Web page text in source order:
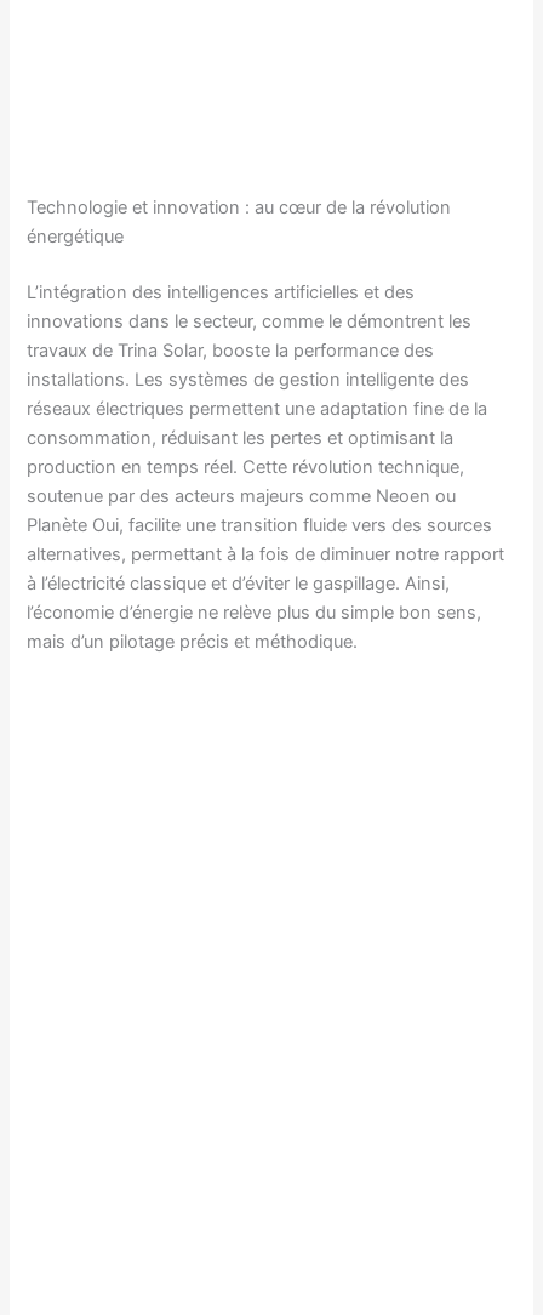
Technologie et innovation : au cœur de la révolution
énergétique
L’intégration des intelligences artificielles et des
innovations dans le secteur, comme le démontrent les
travaux de Trina Solar, booste la performance des
installations. Les systèmes de gestion intelligente des
réseaux électriques permettent une adaptation fine de la
consommation, réduisant les pertes et optimisant la
production en temps réel. Cette révolution technique,
soutenue par des acteurs majeurs comme Neoen ou
Planète Oui, facilite une transition fluide vers des sources
alternatives, permettant à la fois de diminuer notre rapport
à l’électricité classique et d’éviter le gaspillage. Ainsi,
l’économie d’énergie ne relève plus du simple bon sens,
mais d’un pilotage précis et méthodique.